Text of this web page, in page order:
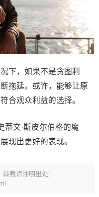
下，如果不是贪图利
拖延。或许，能够让原
合观众利益的选择。
蒂文·斯皮尔伯格的魔
现出更好的表现。
载请注明出处：